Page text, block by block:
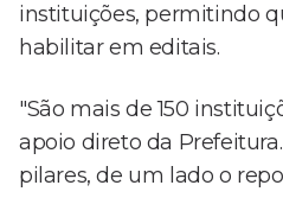
instituições, permitindo
habilitar em editais.
"São mais de 150
apoio direto da
pilares, de um lado o